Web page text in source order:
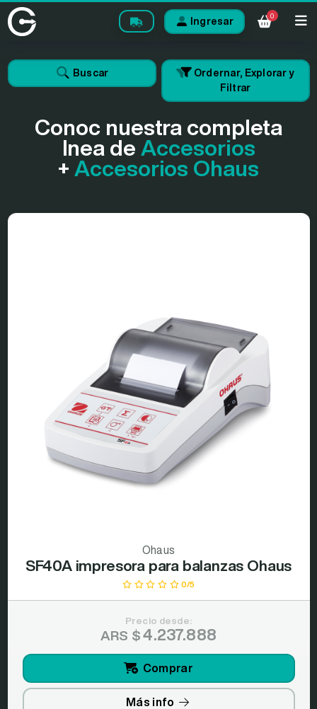
Ingresar
0
Buscar
Ordernar, Explorar y
Filtrar
Conoc nuestra completa
lnea de Accesorios
+ Accesorios Ohaus
Ohaus
SF40A impresora para balanzas Ohaus
0/5
Precio desde:
ARS $ 4.237.888
Comprar
Más info